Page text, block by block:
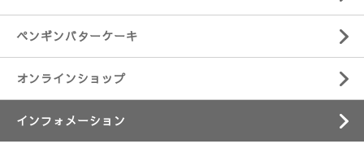
ペンギンバターケーキ
オンラインショップ
インフォメーション